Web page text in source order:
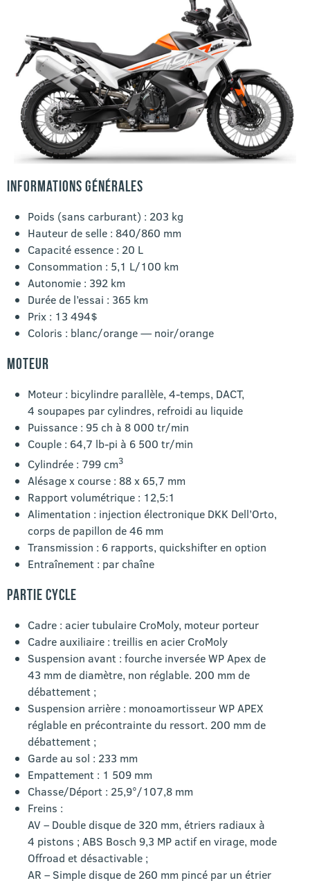
INFORMATIONS GÉNÉRALES
Poids (sans carburant) : 203 kg
Hauteur de selle : 840/860 mm
Capacité essence : 20 L
Consommation : 5,1 L/100 km
Autonomie : 392 km
Durée de l’essai : 365 km
Prix : 13 494$
Coloris : blanc/orange — noir/orange
MOTEUR
Moteur : bicylindre parallèle, 4-temps, DACT,
4 soupapes par cylindres, refroidi au liquide
Puissance : 95 ch à 8 000 tr/min
Couple : 64,7 lb-pi à 6 500 tr/min
Cylindrée : 799 cm3
Alésage x course : 88 x 65,7 mm
Rapport volumétrique : 12,5:1
Alimentation : injection électronique DKK Dell’Orto,
corps de papillon de 46 mm
Transmission : 6 rapports, quickshifter en option
Entraînement : par chaîne
PARTIE CYCLE
Cadre : acier tubulaire CroMoly, moteur porteur
Cadre auxiliaire : treillis en acier CroMoly
Suspension avant : fourche inversée WP Apex de
43 mm de diamètre, non réglable. 200 mm de
débattement ;
Suspension arrière : monoamortisseur WP APEX
réglable en précontrainte du ressort. 200 mm de
débattement ;
Garde au sol : 233 mm
Empattement : 1 509 mm
Chasse/Déport : 25,9°/107,8 mm
Freins :
AV – Double disque de 320 mm, étriers radiaux à
4 pistons ; ABS Bosch 9,3 MP actif en virage, mode
Offroad et désactivable ;
AR – Simple disque de 260 mm pincé par un étrier